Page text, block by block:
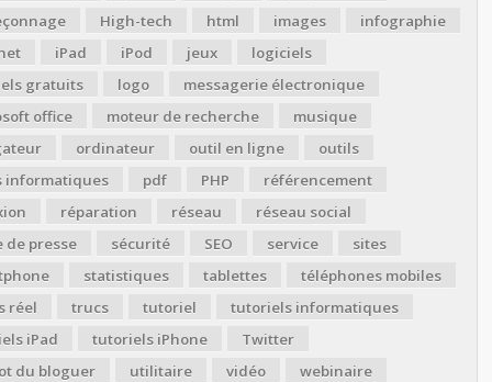
High-tech html images
infographie
iPad iPod jeux
logiciels
gratuits
logo
messagerie électronique
office
moteur de recherche
musique
ordinateur outil en ligne
outils
informatiques
pdf PHP
référencement
réparation réseau
réseau social
de presse
sécurité SEO service
sites
statistiques tablettes
téléphones mobiles
réel
trucs tutoriel
tutoriels informatiques
iPad
tutoriels iPhone
Twitter
du bloguer
utilitaire vidéo
webinaire